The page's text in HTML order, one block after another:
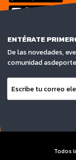
ENTÉRATE
De las novedades,
comunidad
Todos